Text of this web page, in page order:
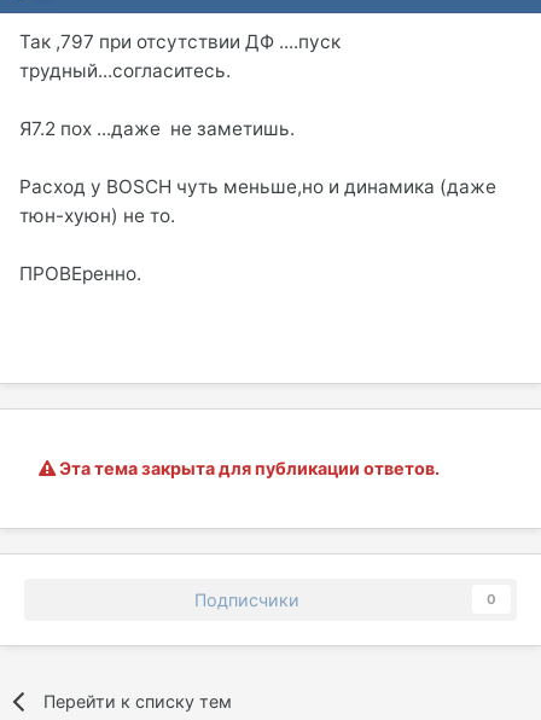
Так ,797 при отсутствии ДФ ....пуск
трудный...согласитесь.
Я7.2 пох ...даже не заметишь.
Расход у BOSCH чуть меньше,но и динамика (даже
тюн-хуюн) не то.
ПРОВЕренно.
Эта тема закрыта для публикации ответов.
Подписчики 0
Перейти к списку тем